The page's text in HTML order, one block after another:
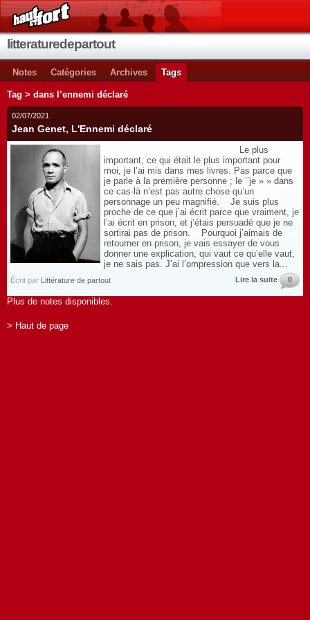
litteraturedepartout
Notes Catégories Archives Tags
Tag > dans l’ennemi déclaré
02/07/2021
Jean Genet, L'Ennemi déclaré
Le plus
important, ce qui était le plus important pour
moi, je l’ai mis dans mes livres. Pas parce que
je parle à la première personne ; le ‘’je » » dans
ce cas-là n’est pas autre chose qu’un
personnage un peu magnifié. Je suis plus
proche de ce que j’ai écrit parce que vraiment, je
l’ai écrit en prison, et j’étais persuadé que je ne
sortirai pas de prison. Pourquoi j’aimais de
retourner en prison, je vais essayer de vous
donner une explication, qui vaut ce qu’elle vaut,
je ne sais pas. J’ai l’ompression que vers la...
Écrit par Littérature de partout Lire la suite 0
Plus de notes disponibles.
> Haut de page